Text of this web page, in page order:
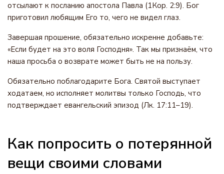
отсылают к посланию апостола Павла (1Кор. 2:9). Бог
приготовил любящим Его то, чего не видел глаз.
Завершая прошение, обязательно искренне добавьте:
«Если будет на это воля Господня». Так мы признаём, что
наша просьба о возврате может быть не на пользу.
Обязательно поблагодарите Бога. Святой выступает
ходатаем, но исполняет молитвы только Господь, что
подтверждает евангельский эпизод (Лк. 17:11–19).
Как попросить о потерянной
вещи своими словами